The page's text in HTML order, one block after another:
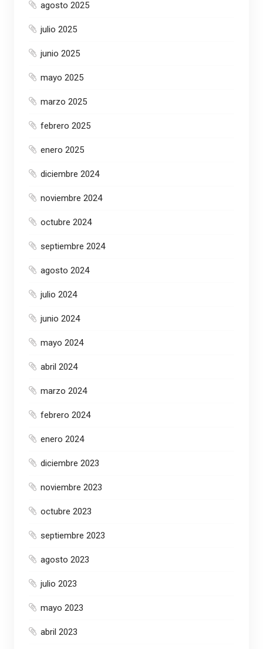
agosto 2025
julio 2025
junio 2025
mayo 2025
marzo 2025
febrero 2025
enero 2025
diciembre 2024
noviembre 2024
octubre 2024
septiembre 2024
agosto 2024
julio 2024
junio 2024
mayo 2024
abril 2024
marzo 2024
febrero 2024
enero 2024
diciembre 2023
noviembre 2023
octubre 2023
septiembre 2023
agosto 2023
julio 2023
mayo 2023
abril 2023